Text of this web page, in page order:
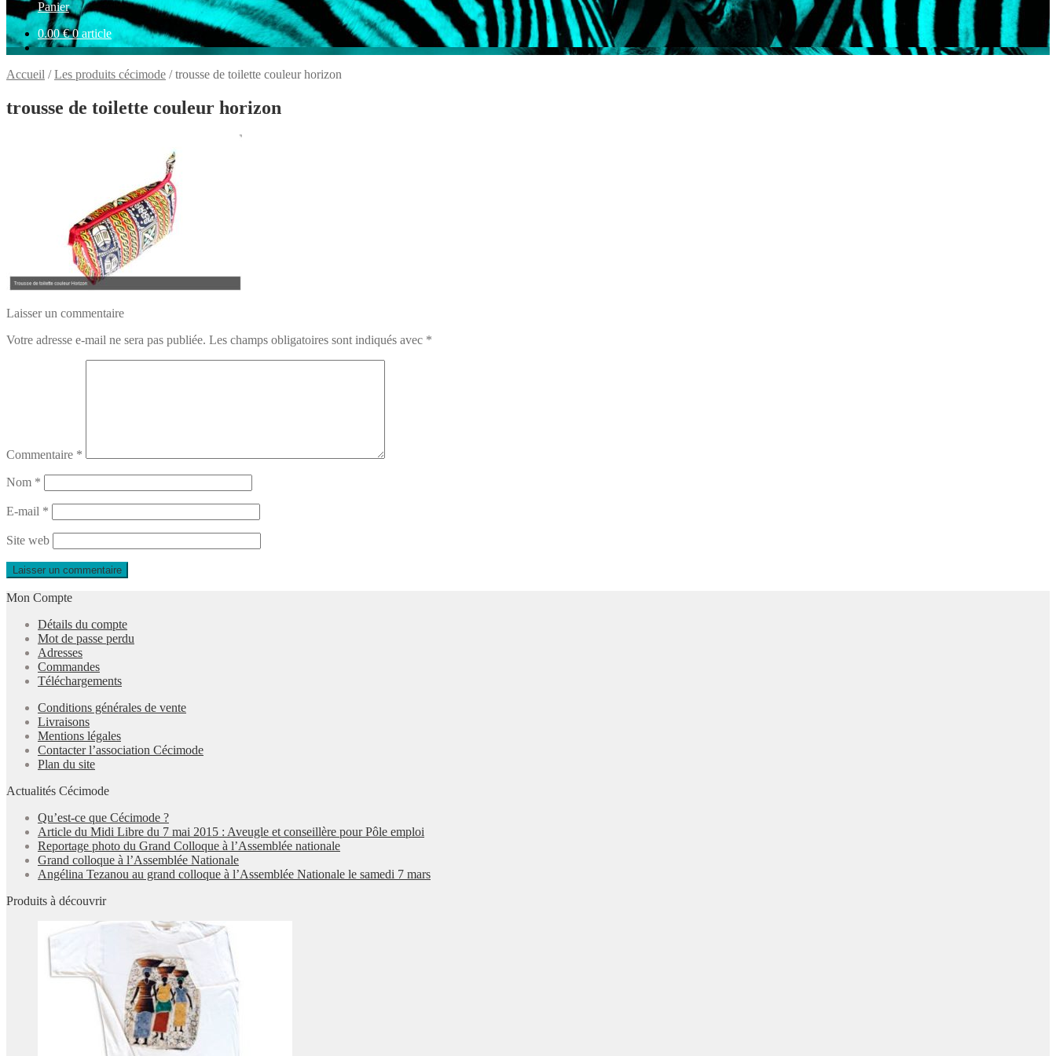
Panier
0.00€ 0 article
Accueil /Les produits cécimode /trousse de toilette couleur horizon
trousse de toilette couleur horizon
Laisser un commentaire
Votre adresse e-mail ne sera pas publiée. Les champs obligatoires sont indiqués avec *
Commentaire *
Nom *
E-mail *
Site web
Mon Compte
Détails du compte
Mot de passe perdu
Adresses
Commandes
Téléchargements
Conditions générales de vente
Livraisons
Mentions légales
Contacter l’association Cécimode
Plan du site
Actualités Cécimode
Qu’est-ce que Cécimode ?
Article du Midi Libre du 7 mai 2015 : Aveugle et conseillère pour Pôle emploi
Reportage photo du Grand Colloque à l’Assemblée nationale
Grand colloque à l’Assemblée Nationale
Angélina Tezanou au grand colloque à l’Assemblée Nationale le samedi 7 mars
Produits à découvrir